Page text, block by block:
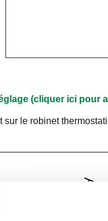
(cliquer ici pour
sur le robinet